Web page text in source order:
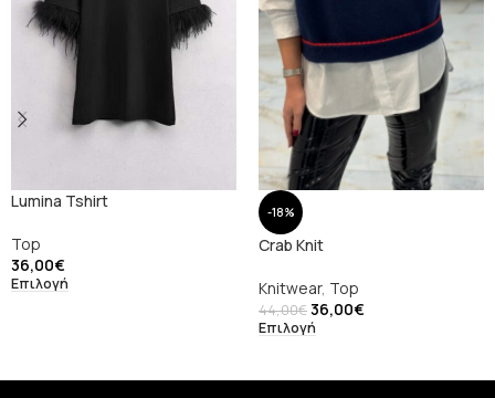
Lumina Tshirt
Top
36,00€
Επιλογή
-18%
Crab Knit
Knitwear, Top
44,00€36,00€
Επιλογή